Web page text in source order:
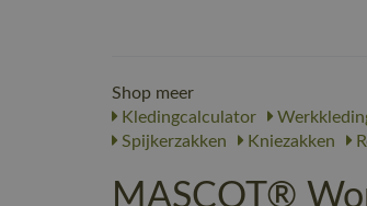
Shop meer
Kledingcalculator
Spijkerzakken
Kniezakken
MASCOT®